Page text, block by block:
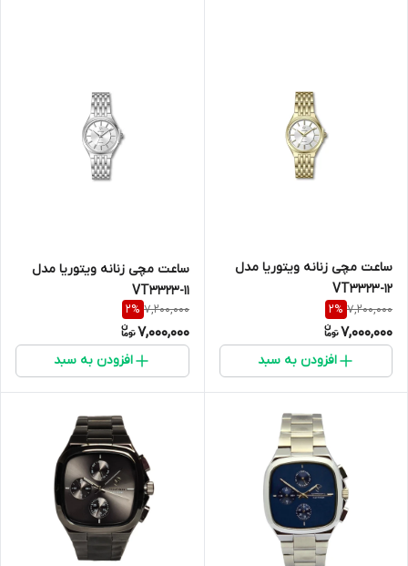
ساعت مچی زنانه ویتوریا مدل
VT3323-12
7,200,000
2%
7,000,000
افزودن به سبد
ساعت مچی زنانه ویتوریا مدل
VT3323-11
7,200,000
2%
7,000,000
افزودن به سبد